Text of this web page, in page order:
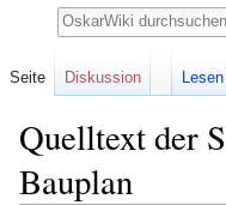
Quelltext der
Bauplan
Seite Diskussion Lesen
Suche